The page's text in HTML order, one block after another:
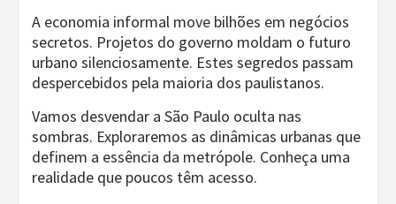
A economia informal move bilhões em negócios
secretos. Projetos do governo moldam o futuro
urbano silenciosamente. Estes segredos passam
despercebidos pela maioria dos paulistanos.
Vamos desvendar a São Paulo oculta nas
sombras. Exploraremos as dinâmicas urbanas que
definem a essência da metrópole. Conheça uma
realidade que poucos têm acesso.